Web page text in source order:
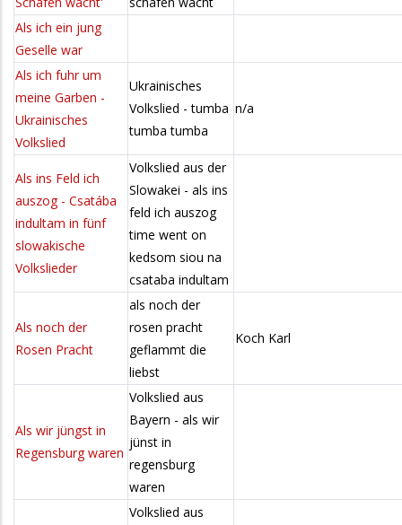
Als ich ein jung
Geselle war
Als ich fuhr um
meine Garben -
Ukrainisches
Volkslied
Ukrainisches
Volkslied - tumba
tumba tumba
n/a
Als ins Feld ich
auszog - Csatába
indultam in fünf
slowakische
Volkslieder
Volkslied aus der
Slowakei - als ins
feld ich auszog
time went on
kedsom siou na
csataba indultam
Als noch der
Rosen Pracht
als noch der
rosen pracht
geflammt die
liebst
Koch Karl
Als wir jüngst in
Regensburg waren
Volkslied aus
Bayern - als wir
jünst in
regensburg
waren
Volkslied aus